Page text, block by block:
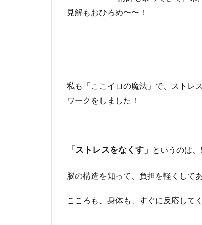
見解もおひろめ〜〜！
私も「ここイロの魔法」で、ストレ
ワークをしました！
「ストレスをなくす」 というのは
脳の構造を知って、負担を軽くして
こころも、身体も、すぐに反応して